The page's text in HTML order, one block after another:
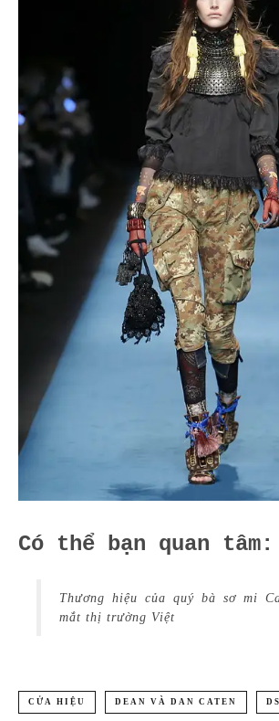
Có thể bạn quan tâm:
Thương hiệu của quý bà sơ mi
mắt thị trường Việt
CỬA HIỆU DEAN VÀ DAN CATEN